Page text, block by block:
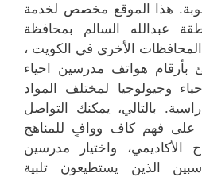
هذا الموقع مخصص لخدمة
عبدالله السالم بمحافظة
الأخرى في الكويت ،
بأرقام هواتف مدرسين احياء
وجيولوجيا لمختلف المواد
بالتالي، يمكنك التواصل
على فهم كاف ووافٍ للمناهج
الأكاديمي، واختيار مدرسين
الذين يستطيعون تلبية